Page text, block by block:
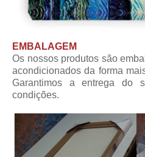
EMBALAGEM
Os nossos produtos são
acondicionados da forma
Garantimos a entrega do
condições.